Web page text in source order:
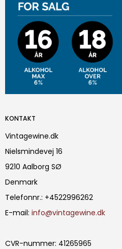
KONTAKT
Vintagewine.dk
Nielsmindevej 16
9210 Aalborg SØ
Denmark
Telefonnr.: +4522996262
E-mail: info@vintagewine.dk
CVR-nummer: 41265965